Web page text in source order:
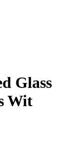
Glass
Wit